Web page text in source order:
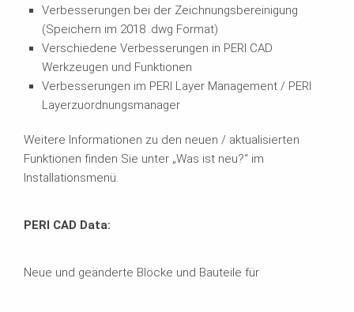
Verbesserungen bei der Zeichnungsbereinigung
(Speichern im 2018 .dwg Format)
Verschiedene Verbesserungen in PERI CAD
Werkzeugen und Funktionen
Verbesserungen im PERI Layer Management / PERI
Layerzuordnungsmanager
Weitere Informationen zu den neuen / aktualisierten
Funktionen finden Sie unter „Was ist neu?“ im
Installationsmenü.
PERI CAD Data:
Neue und geänderte Blöcke und Bauteile für